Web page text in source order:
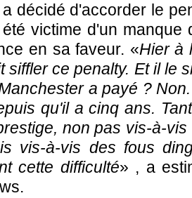
décidé d'accorder le
victime d'un manque
en sa faveur. «Hier à
siffler ce penalty. Et il le
a payé ?
qu'il a cinq ans.
non pas vis-à-
vis-à-vis des fous
cette difficulté» , a